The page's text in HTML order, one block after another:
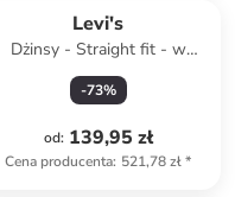
Levi's
Dżinsy - Straight fit - w
kolorze błękitnym
-73%
od: 139,95 zł
Cena producenta: 521,78 zł*